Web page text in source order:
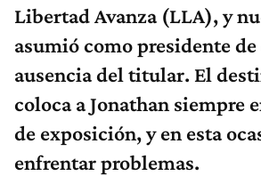
Libertad Avanza (LLA), y
asumió como presidente de
ausencia del titular. El
coloca a Jonathan siempre
de exposición, y en esta
enfrentar problemas.